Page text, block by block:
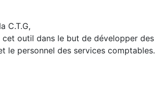
C.T.G,
outil dans le but de développer des
le personnel des services comptables.